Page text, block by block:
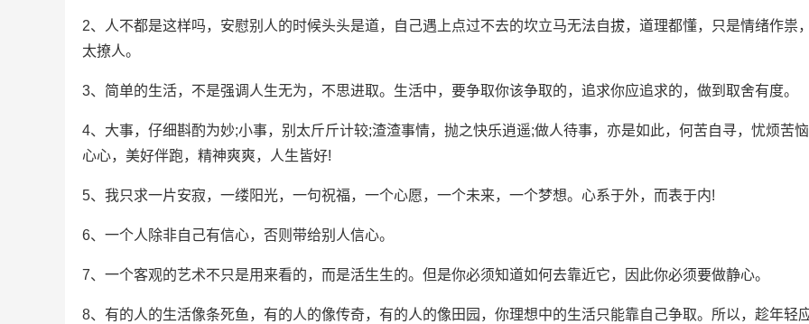
2、人不都是这样吗，安慰别人的时候头头是道，自己遇上点过不去的坎立马无法自拔，道理都懂，只是情绪作祟
太撩人。
3、简单的生活，不是强调人生无为，不思进取。生活中，要争取你该争取的，追求你应追求的，做到取舍有度。
4、大事，仔细斟酌为妙;小事，别太斤斤计较;渣渣事情，抛之快乐逍遥;做人待事，亦是如此，何苦自寻，忧烦苦
心心，美好伴跑，精神爽爽，人生皆好!
5、我只求一片安寂，一缕阳光，一句祝福，一个心愿，一个未来，一个梦想。心系于外，而表于内!
6、一个人除非自己有信心，否则带给别人信心。
7、一个客观的艺术不只是用来看的，而是活生生的。但是你必须知道如何去靠近它，因此你必须要做静心。
8、有的人的生活像条死鱼，有的人的像传奇，有的人的像田园，你理想中的生活只能靠自己争取。所以，趁年轻